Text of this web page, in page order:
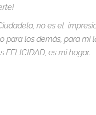
no es el
para los demás, para mí
FELICIDAD, es mi hogar.